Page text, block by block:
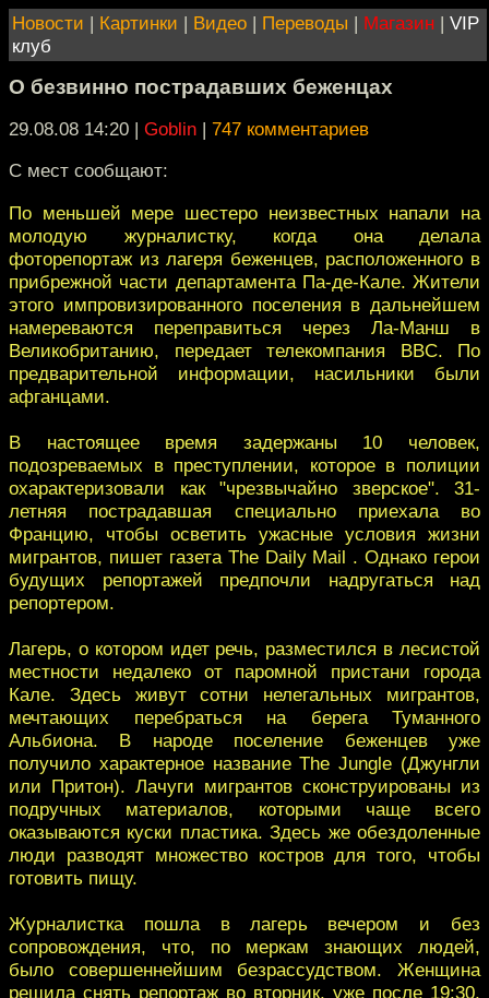
Новости | Картинки | Видео | Переводы | Магазин | VIP
клуб
О безвинно пострадавших беженцах
29.08.08 14:20 | Goblin | 747 комментариев
С мест сообщают:
По меньшей мере шестеро неизвестных напали на
молодую журналистку, когда она делала
фоторепортаж из лагеря беженцев, расположенного в
прибрежной части департамента Па-де-Кале. Жители
этого импровизированного поселения в дальнейшем
намереваются переправиться через Ла-Манш в
Великобританию, передает телекомпания BBC. По
предварительной информации, насильники были
афганцами.
В настоящее время задержаны 10 человек,
подозреваемых в преступлении, которое в полиции
охарактеризовали как "чрезвычайно зверское". 31-
летняя пострадавшая специально приехала во
Францию, чтобы осветить ужасные условия жизни
мигрантов, пишет газета The Daily Mail . Однако герои
будущих репортажей предпочли надругаться над
репортером.
Лагерь, о котором идет речь, разместился в лесистой
местности недалеко от паромной пристани города
Кале. Здесь живут сотни нелегальных мигрантов,
мечтающих перебраться на берега Туманного
Альбиона. В народе поселение беженцев уже
получило характерное название The Jungle (Джунгли
или Притон). Лачуги мигрантов сконструированы из
подручных материалов, которыми чаще всего
оказываются куски пластика. Здесь же обездоленные
люди разводят множество костров для того, чтобы
готовить пищу.
Журналистка пошла в лагерь вечером и без
сопровождения, что, по меркам знающих людей,
было совершеннейшим безрассудством. Женщина
решила снять репортаж во вторник, уже после 19:30,